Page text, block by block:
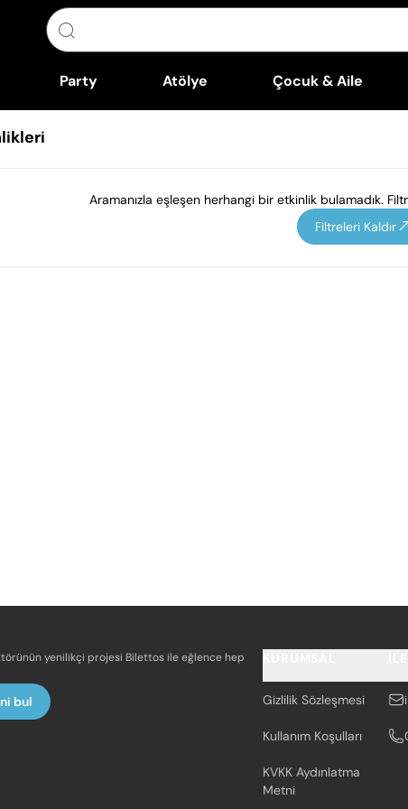
Party Atölye Çocuk & Aile
Aramanızla eşleşen herhangi bir etkinlik bulamadık.
Filtreleri Kaldır
yenilikçi projesi Bilettos ile eğlence hep
bul Gizlilik Sözleşmesi
Kullanım Koşulları
KVKK Aydınlatma
Metni